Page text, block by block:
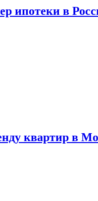
ипотеки в
квартир в